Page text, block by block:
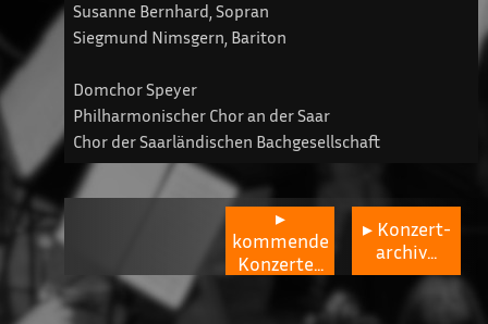
Susanne Bernhard, Sopran
Siegmund Nimsgern, Bariton
Domchor Speyer
Philharmonischer Chor an der Saar
Chor der Saarländischen Bachgesellschaft
▸
kommende
Konzerte...
▸ Konzert-
archiv...